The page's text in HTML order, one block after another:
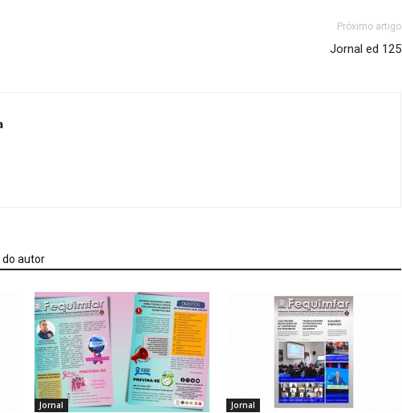
Próximo artigo
Jornal ed 125
do autor
Jornal Jornal